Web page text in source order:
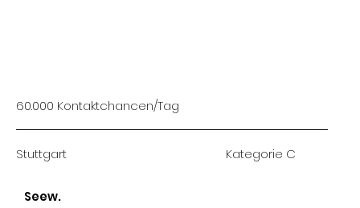
Stuttgart
60.000 Kontaktchancen/Tag
Kategorie C
Seew.